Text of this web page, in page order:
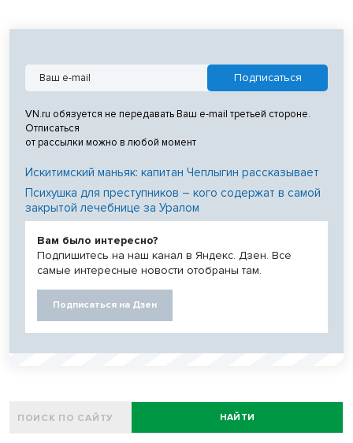
VN.ru обязуется не передавать Ваш e-mail третьей стороне.
Отписаться
от рассылки можно в любой момент
Искитимский маньяк: капитан Чеплыгин рассказывает
Психушка для преступников – кого содержат в самой
закрытой лечебнице за Уралом
Вам было интересно?
Подпишитесь на наш канал в Яндекс. Дзен. Все
самые интересные новости отобраны там.
Подписаться на Дзен
НАЙТИ